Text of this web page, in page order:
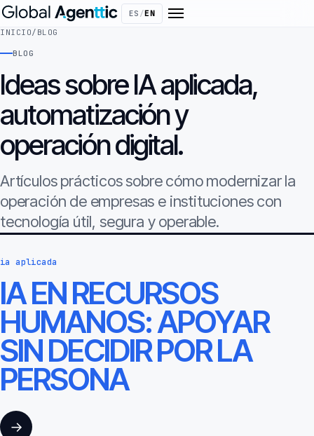
ES /EN
INICIO/ BLOG
BLOG
Ideas sobre IA aplicada,
automatización y
operación digital.
Artículos prácticos sobre cómo modernizar la
operación de empresas e instituciones con
tecnología útil, segura y operable.
ia aplicada
IA EN RECURSOS
HUMANOS: APOYAR
SIN DECIDIR POR LA
PERSONA
→